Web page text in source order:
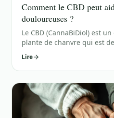
Comment le CBD peut
douloureuses ?
Le CBD (CannaBiDiol) est
plante de chanvre qui est
pour ses propriétés
recherches sur l'utilisation
pour traiter les règles
certaines personnes ont
soulagement en utilisan
Lire